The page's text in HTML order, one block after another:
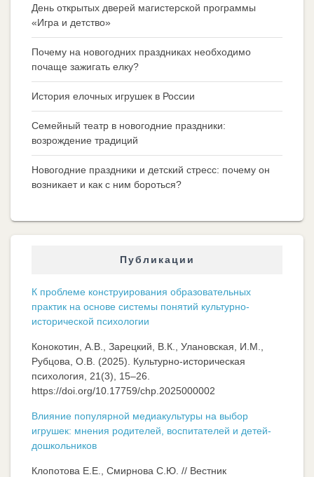
День открытых дверей магистерской программы
«Игра и детство»
Почему на новогодних праздниках необходимо
почаще зажигать елку?
История елочных игрушек в России
Семейный театр в новогодние праздники:
возрождение традиций
Новогодние праздники и детский стресс: почему он
возникает и как с ним бороться?
Публикации
К проблеме конструирования образовательных
практик на основе системы понятий культурно-
исторической психологии
Конокотин, А.В., Зарецкий, В.К., Улановская, И.М.,
Рубцова, О.В. (2025). Культурно-историческая
психология, 21(3), 15–26.
https://doi.org/10.17759/chp.2025000002
Влияние популярной медиакультуры на выбор
игрушек: мнения родителей, воспитателей и детей-
дошкольников
Клопотова Е.Е., Смирнова С.Ю. // Вестник